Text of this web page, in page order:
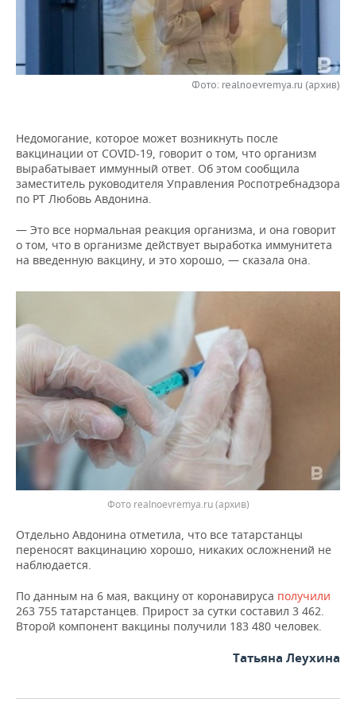
НЕФТЕХИМИЯ
ОПК
РОЗНИЧНАЯ ТОРГОВЛЯ
ТРАНСПОРТ
НОВОСТИ ТЕХНОЛОГИЙ
IT
ТЕЛЕКОММУНИКАЦИИ
МЕРОПРИЯТИЯ
НОВОСТИ МЕРОПРИЯТИЙ
БИЗНЕС-БРАНЧИ
ONLINE-КОНФЕРЕНЦИИ
СПОРТ
ФУТБОЛ
ХОККЕЙ
ВОЛЕЙБОЛ
ФИГУРНОЕ КАТАНИЕ
ВОДНЫЕ ВИДЫ СПОРТА
ХОККЕЙ С МЯЧОМ
НОВОСТИ ОБЩЕСТВА
ВЛАСТЬ
ИСТОРИЯ
МЕДИЦИНА
ОБРАЗОВАНИЕ
ПРОИСШЕСТВИЯ
ФОТОГАЛЕРЕЯ
СЮЖЕТЫ
СПИСОК ПЕРСОН
ПОЛНАЯ ВЕРСИЯ
Фото: realnoevremya.ru (архив)
Недомогание, которое может возникнуть после
вакцинации от COVID-19, говорит о том, что организм
вырабатывает иммунный ответ. Об этом сообщила
заместитель руководителя Управления Роспотребнадзора
по РТ Любовь Авдонина.
— Это все нормальная реакция организма, и она говорит
о том, что в организме действует выработка иммунитета
на введенную вакцину, и это хорошо, — сказала она.
Фото realnoevremya.ru (архив)
Отдельно Авдонина отметила, что все татарстанцы
переносят вакцинацию хорошо, никаких осложнений не
наблюдается.
По данным на 6 мая, вакцину от коронавируса получили
263 755 татарстанцев. Прирост за сутки составил 3 462.
Второй компонент вакцины получили 183 480 человек.
Татьяна Леухина